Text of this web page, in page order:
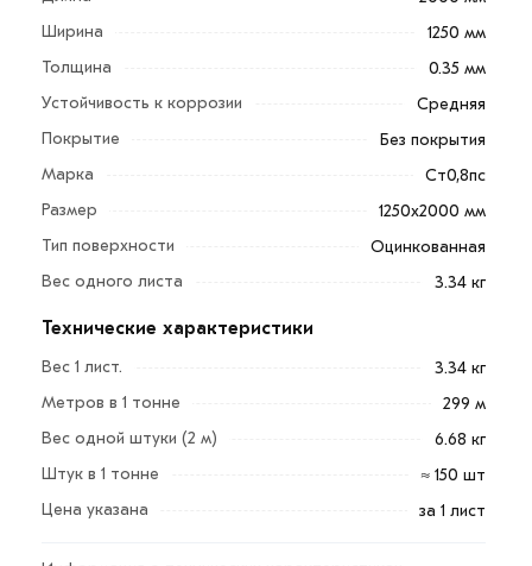
работ. Легко режется, гнётся и монтируется, не
ремонте. Надёжный выбор по доступной цене.
«Быстрый заказ»
. Также можете купить позвонив по
контактам указанным на сайте.
0.35 мм 1250х2000 мм из категории
оцинкованный
действительн в Москве и области.
заказ и свяжутся с Вами для согласования условий
доставки или самовывоза.
соответствует всем стандартам качества. Возврат
Ширина
1250 мм
Толщина
0.35 мм
Устойчивость к коррозии
Средняя
Покрытие
Без покрытия
Марка
Ст0,8пс
Размер
1250х2000 мм
Тип поверхности
Оцинкованная
Вес одного листа
3.34 кг
Технические характеристики
Вес 1 лист.
3.34 кг
Метров в 1 тонне
299 м
Вес одной штуки (2 м)
6.68 кг
Штук в 1 тонне
≈ 150 шт
Цена указана
за 1 лист